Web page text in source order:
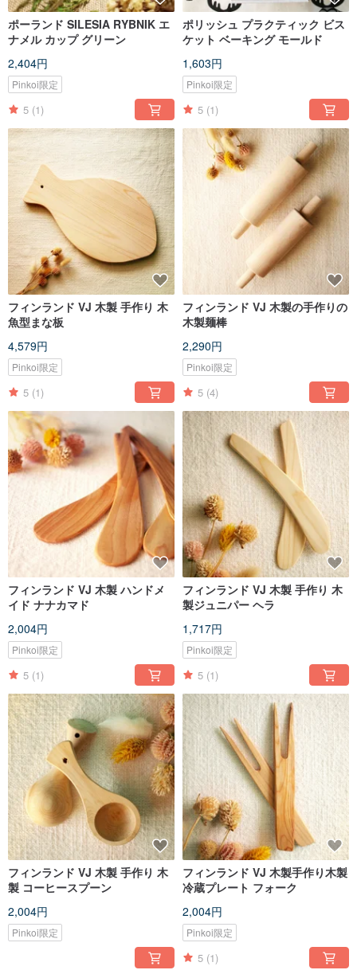
ポーランド SILESIA RYBNIK エ
ナメル カップ グリーン
2,404円
Pinkoi限定
5 (1)
ポリッシュ プラクティック ビス
ケット ベーキング モールド
1,603円
Pinkoi限定
5 (1)
フィンランド VJ 木製 手作り 木
魚型まな板
4,579円
Pinkoi限定
5 (1)
フィンランド VJ 木製の手作りの
木製麺棒
2,290円
Pinkoi限定
5 (4)
フィンランド VJ 木製 ハンドメ
イド ナナカマド
2,004円
Pinkoi限定
5 (1)
フィンランド VJ 木製 手作り 木
製ジュニパー ヘラ
1,717円
Pinkoi限定
5 (1)
フィンランド VJ 木製 手作り 木
製 コーヒースプーン
2,004円
Pinkoi限定
フィンランド VJ 木製手作り木製
冷蔵プレート フォーク
2,004円
Pinkoi限定
5 (1)